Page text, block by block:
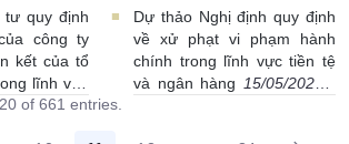
định về
cơ sở trái
Công ty
của các
21/05/2025
hoạt động dầu khí
19/05/2025 | 21:23:00
tư quy định
công ty
kết của tổ
lĩnh vực
thác tài
Dự thảo Nghị định quy định
về xử phạt vi phạm hành
chính trong lĩnh vực tiền tệ
và ngân hàng
15/05/2025 |
of 661 entries.